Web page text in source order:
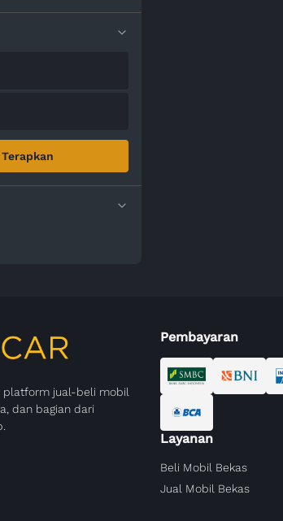
Terapkan
platform jual-beli mobil
dan bagian dari
Pembayaran
Layanan
Beli Mobil Bekas
Jual Mobil Bekas